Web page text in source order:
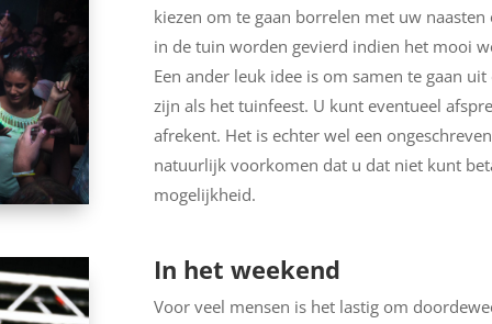
kiezen om te gaan borrelen met uw
in de tuin worden gevierd indien het mooi
Een ander leuk idee is om samen te gaan
zijn als het tuinfeest. U kunt eventueel
afrekent. Het is echter wel een
natuurlijk voorkomen dat u dat niet kunt
mogelijkheid.
In het weekend
Voor veel mensen is het lastig om